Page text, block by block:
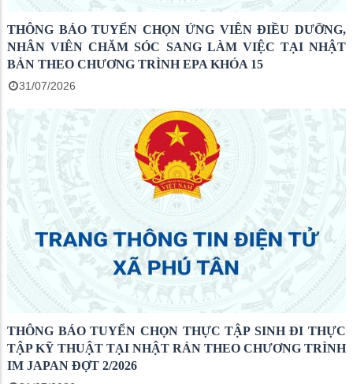
THÔNG BÁO TUYỂN CHỌN ỨNG VIÊN ĐIỀU DƯỠNG,
NHÂN VIÊN CHĂM SÓC SANG LÀM VIỆC TẠI NHẬT
BẢN THEO CHƯƠNG TRÌNH EPA KHÓA 15
31/07/2026
THÔNG BÁO TUYỂN CHỌN THỰC TẬP SINH ĐI THỰC
TẬP KỸ THUẬT TẠI NHẬT RẢN THEO CHƯƠNG TRÌNH
IM JAPAN ĐỢT 2/2026